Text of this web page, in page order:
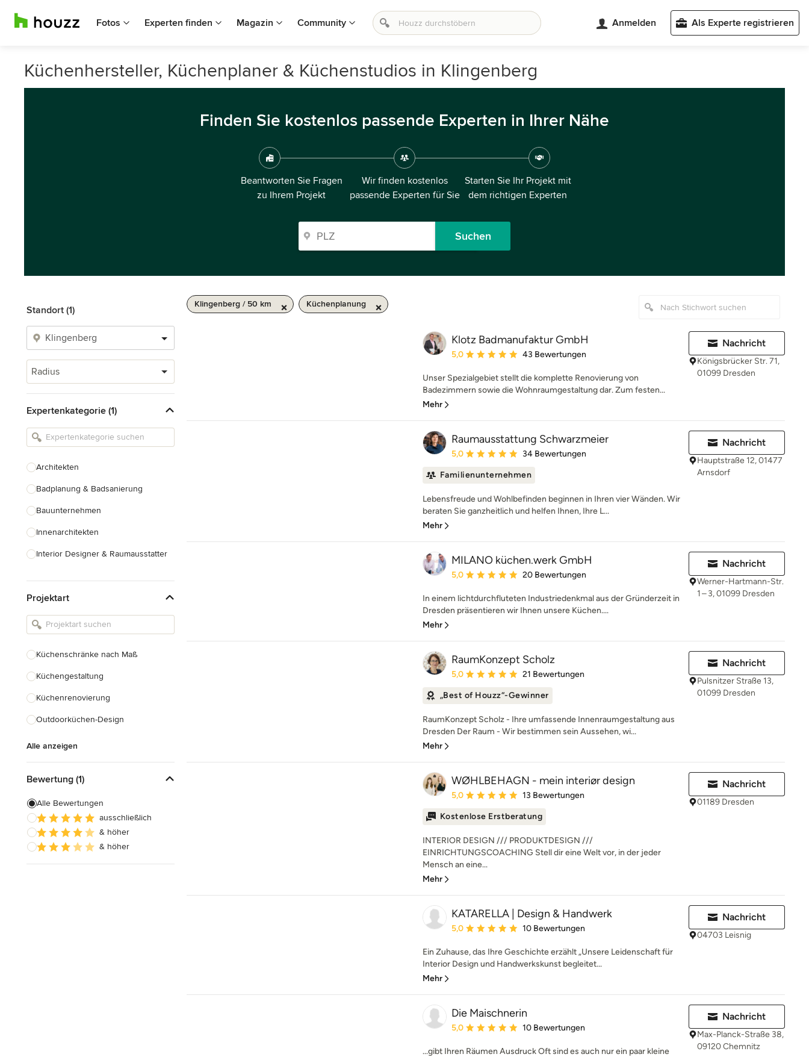
Fotos Experten finden Magazin Community Anmelden Als Experte registrieren
Küchenhersteller, Küchenplaner & Küchenstudios in Klingenberg
Finden Sie kostenlos passende Experten in Ihrer Nähe
Beantworten Sie Fragen
zu Ihrem Projekt
Wir finden kostenlos
passende Experten für Sie
Starten Sie Ihr Projekt mit
dem richtigen Experten
Suchen
Standort (1)
Radius
Expertenkategorie (1)
Architekten
Badplanung & Badsanierung
Bauunternehmen
Innenarchitekten
Interior Designer & Raumausstatter
Landschaftsarchitekten
Armaturen & Sanitärbedarf
Projektart
Küchenschränke nach Maß
Küchengestaltung
Küchenrenovierung
Outdoorküchen-Design
Alle anzeigen
Bewertung (1)
Alle Bewertungen
ausschließlich
& höher
& höher
Klingenberg / 50 km Küchenplanung
Klotz Badmanufaktur GmbH
Durchschnittliche Bewertung: 5 von 5 Sternen
5,0 43 Bewertungen
Unser Spezialgebiet stellt die komplette Renovierung von
Badezimmern sowie die Wohnraumgestaltung dar. Zum festen...
Mehr
Nachricht
Königsbrücker Str. 71,
01099 Dresden
Raumausstattung Schwarzmeier
Durchschnittliche Bewertung: 5 von 5 Sternen
5,0 34 Bewertungen
Familienunternehmen
Lebensfreude und Wohlbefinden beginnen in Ihren vier Wänden. Wir
beraten Sie ganzheitlich und helfen Ihnen, Ihre L...
Mehr
Nachricht
Hauptstraße 12, 01477
Arnsdorf
MILANO küchen.werk GmbH
Durchschnittliche Bewertung: 5 von 5 Sternen
5,0 20 Bewertungen
In einem lichtdurchfluteten Industriedenkmal aus der Gründerzeit in
Dresden präsentieren wir Ihnen unsere Küchen....
Mehr
Nachricht
Werner-Hartmann-Str.
1 – 3, 01099 Dresden
RaumKonzept Scholz
Durchschnittliche Bewertung: 5 von 5 Sternen
5,0 21 Bewertungen
„Best of Houzz“-Gewinner
RaumKonzept Scholz - Ihre umfassende Innenraumgestaltung aus
Dresden Der Raum - Wir bestimmen sein Aussehen, wi...
Mehr
Nachricht
Pulsnitzer Straße 13,
01099 Dresden
WØHLBEHAGN - mein interiør design
Durchschnittliche Bewertung: 5 von 5 Sternen
5,0 13 Bewertungen
Kostenlose Erstberatung
INTERIOR DESIGN /// PRODUKTDESIGN ///
EINRICHTUNGSCOACHING Stell dir eine Welt vor, in der jeder
Mensch an eine...
Mehr
Nachricht
01189 Dresden
KATARELLA | Design & Handwerk
Durchschnittliche Bewertung: 5 von 5 Sternen
5,0 10 Bewertungen
Ein Zuhause, das Ihre Geschichte erzählt „Unsere Leidenschaft für
Interior Design und Handwerkskunst begleitet...
Mehr
Nachricht
04703 Leisnig
Die Maischnerin
Durchschnittliche Bewertung: 5 von 5 Sternen
5,0 10 Bewertungen
...gibt Ihren Räumen Ausdruck Oft sind es auch nur ein paar kleine
Nachricht
Max-Planck-Straße 38,
09120 Chemnitz